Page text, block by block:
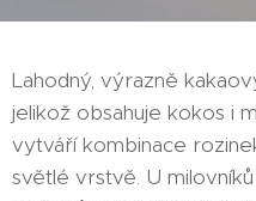
Lahodný, výrazně
jelikož obsahuje kokos i
vytváří kombinace
světlé vrstvě. U